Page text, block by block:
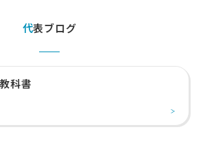
代表ブログ
科書